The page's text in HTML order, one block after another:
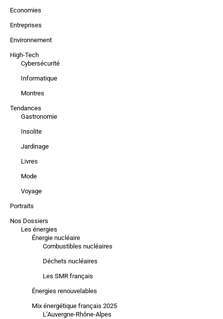
Economies
Entreprises
Environnement
High-Tech
Cybersécurité
Informatique
Montres
Tendances
Gastronomie
Insolite
Jardinage
Livres
Mode
Voyage
Portraits
Nos Dossiers
Les énergies
Énergie nucléaire
Combustibles nucléaires
Déchets nucléaires
Les SMR français
Énergies renouvelables
Mix énergétique français 2025
L’Auvergne-Rhône-Alpes